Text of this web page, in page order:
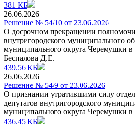
381 КБ
26.06.2026
Решение № 54/10 от 23.06.2026
О досрочном прекращении
внутригородского муниципального
муниципального округа Черемушки в
Беспалова Д.Е.
439.56 КБ
26.06.2026
Решение № 54/9 от 23.06.2026
О признании утратившими силу
депутатов внутригородского
муниципального округа Черемушки в
436.45 КБ